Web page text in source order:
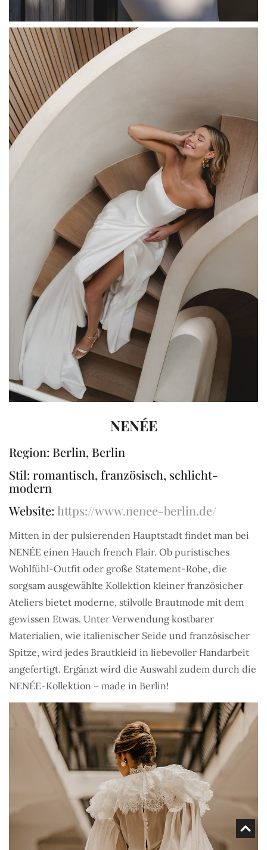
NENÉE
Region: Berlin, Berlin
Stil: romantisch, französisch, schlicht-
modern
Website: https://www.nenee-berlin.de/
Mitten in der pulsierenden Hauptstadt findet man bei
NENÉE einen Hauch french Flair. Ob puristisches
Wohlfühl-Outfit oder große Statement-Robe, die
sorgsam ausgewählte Kollektion kleiner französicher
Ateliers bietet moderne, stilvolle Brautmode mit dem
gewissen Etwas. Unter Verwendung kostbarer
Materialien, wie italienischer Seide und französischer
Spitze, wird jedes Brautkleid in liebevoller Handarbeit
angefertigt. Ergänzt wird die Auswahl zudem durch die
NENÉE-Kollektion – made in Berlin!